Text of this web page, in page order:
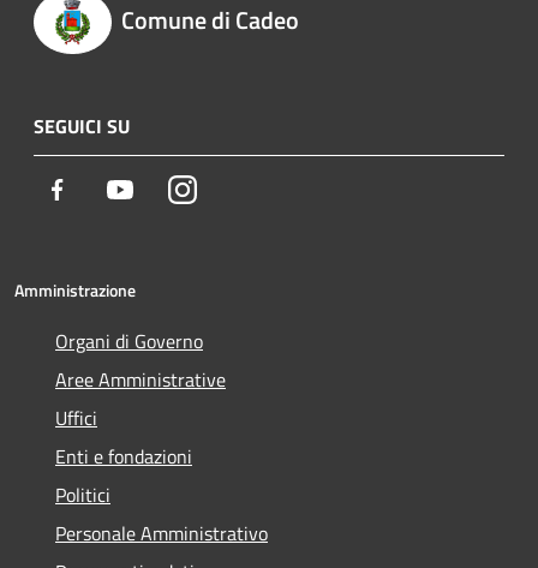
Comune di Cadeo
SEGUICI SU
Facebook YoutubeInstagram
Amministrazione
Organi di Governo
Aree Amministrative
Uffici
Enti e fondazioni
Politici
Personale Amministrativo